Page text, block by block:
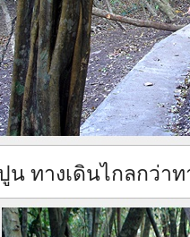
น ทางเดินไกลกว่า